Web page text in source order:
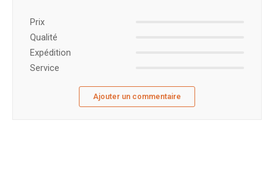
Prix ​​
Qualité
Expédition
Service
Ajouter un commentaire